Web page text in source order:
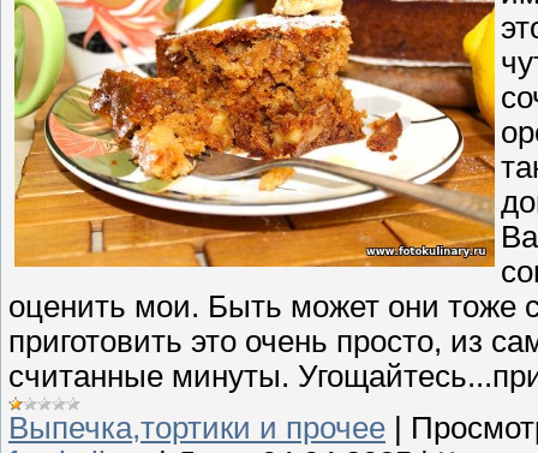
оценить мои. Быть может они
приготовить это очень просто, из
считанные минуты.
Выпечка,тортики и прочее |